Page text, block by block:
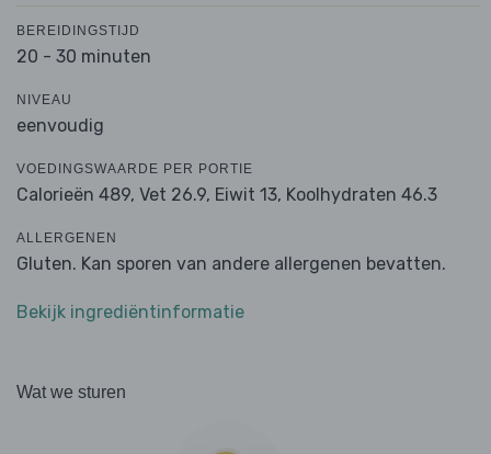
BEREIDINGSTIJD
20 - 30 minuten
NIVEAU
eenvoudig
VOEDINGSWAARDE PER PORTIE
Calorieën 489, Vet 26.9, Eiwit 13, Koolhydraten 46.3
ALLERGENEN
Gluten. Kan sporen van andere allergenen bevatten.
Bekijk ingrediëntinformatie
Wat we sturen